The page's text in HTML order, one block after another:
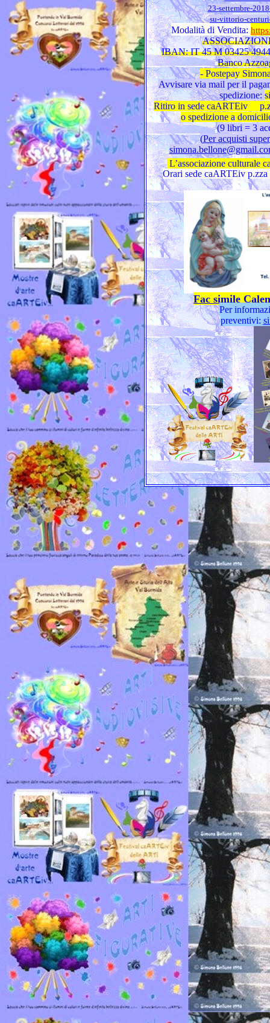
23-settembre-
su-vittorio-
Modalità di Vendita:
IBAN: IT 45 M 03425
Banco
- Postepay
Avvisare via mail per il
spedizione:
Ritiro in sede caARTEiv
o spedizione a
(9 libri = 3
(Per acquisti
L’associazione culturale
Orari sede caARTEiv
Fac simile
Per
preventivi: